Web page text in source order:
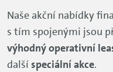
Naše akční nabídky
s tím spojenými jsou
výhodný operativní
dalšíspeciální akce.